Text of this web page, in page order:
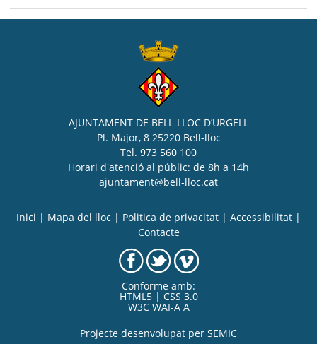
AJUNTAMENT DE BELL-LLOC D’URGELL
Pl. Major, 8 25220 Bell-lloc
Tel. 973 560 100
Horari d'atenció al públic: de 8h a 14h
ajuntament@bell-lloc.cat
Inici Mapa del lloc Politica de privacitat Accessibilitat
Contacte
Conforme amb:
HTML5 | CSS 3.0
W3C WAI-A A
Projecte desenvolupat per SEMIC